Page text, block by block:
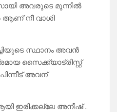
അവരുടെ മുന്നിൽ
ആണ് നീ വാശി
സ്ഥാനം അവൻ
സൈക്ക്യാട്രിസ്റ്റ്
അവന്
ഇരിക്കല്ലേ അനീഷ് ..